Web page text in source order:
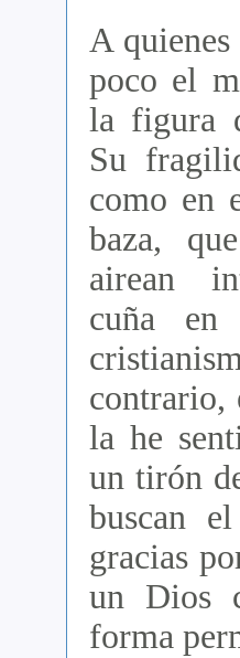
A quienes
poco el
la figura
Su
como en
baza,
airean
cuña
contrario,
la he
un tirón
buscan
gracias
un Dios
forma